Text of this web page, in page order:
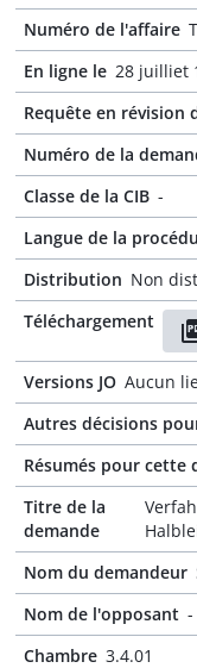
Numéro de l'affaire
En ligne le 28 juilliet
Requête en révision
Numéro de la
Classe de la CIB -
Langue de la
Distribution Non
Téléchargement
Versions JO Aucun
Autres décisions
Résumés pour cette
Titre de la
demande
Nom du demandeur
Nom de l'opposant -
Chambre 3.4.01